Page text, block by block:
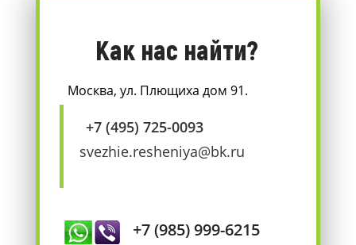
Как нас найти?
Москва, ул. Плющиха дом 91.
+7 (495) 725-0093
svezhie.resheniya@bk.ru
+7 (985) 999-6215